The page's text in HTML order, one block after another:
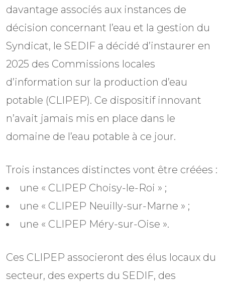
davantage associés aux instances de
décision concernant l’eau et la gestion du
Syndicat, le SEDIF a décidé d’instaurer en
2025 des Commissions locales
d’information sur la production d’eau
potable (CLIPEP). Ce dispositif innovant
n’avait jamais mis en place dans le
domaine de l’eau potable à ce jour.
Trois instances distinctes vont être créées :
une « CLIPEP Choisy-le-Roi » ;
une « CLIPEP Neuilly-sur-Marne » ;
une « CLIPEP Méry-sur-Oise ».
Ces CLIPEP associeront des élus locaux du
secteur, des experts du SEDIF, des